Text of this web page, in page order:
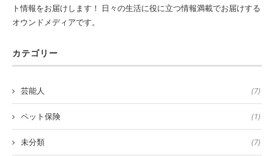
ト情報をお届けします！ 日々の生活に役に立つ情報満載でお届けする
オウンドメディアです。
カテゴリー
芸能人 (7)
ペット保険 (1)
未分類 (7)